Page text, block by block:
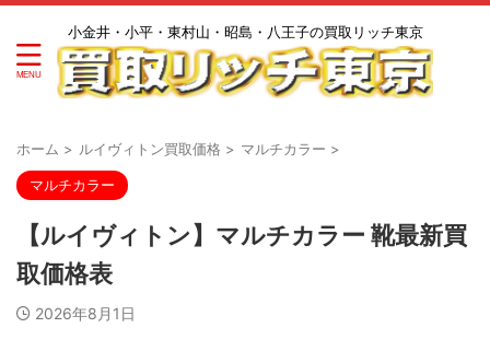
小金井・小平・東村山・昭島・八王子の買取リッチ東京
ホーム > ルイヴィトン買取価格 > マルチカラー >
マルチカラー
【ルイヴィトン】マルチカラー 靴最新買
取価格表
2026年8月1日